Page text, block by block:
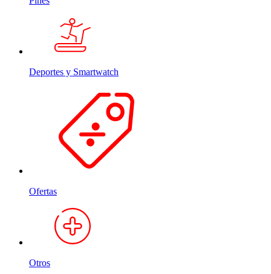
Deportes y Smartwatch
Ofertas
Otros